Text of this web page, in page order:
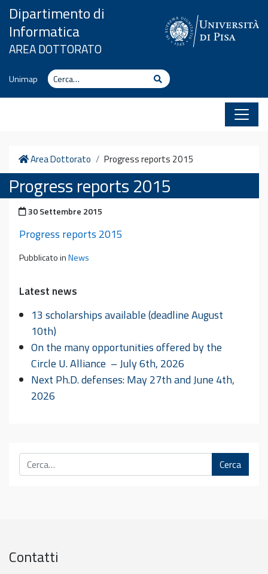
Vai al contenuto
Dipartimento di
Informatica
AREA DOTTORATO
Unimap Cerca Cerca
Home
Area Dottorato Progress reports 2015
Progress reports 2015
Pubblicato il
30 Settembre 2015
Progress reports 2015
Pubblicato inNews
Latest news
13 scholarships available (deadline August
10th)
On the many opportunities offered by the
Circle U. Alliance – July 6th, 2026
Next Ph.D. defenses: May 27th and June 4th,
2026
Cerca
Contatti